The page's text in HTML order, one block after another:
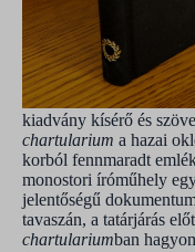
kiadvány kísérő és
chartularium a hazai
korból fennmaradt
monostori íróműhely
jelentőségű
tavaszán, a tatárjárás
chartulariumban